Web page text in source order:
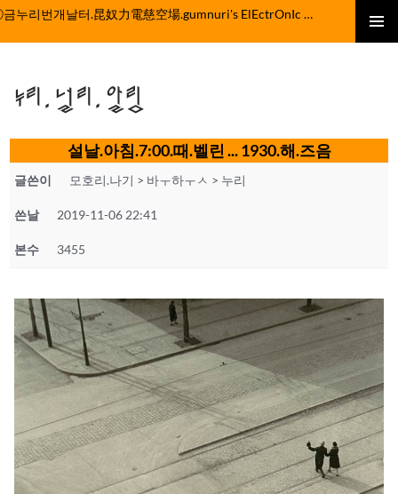
컨
뛰
기
ⓒ금누리번개날터.昆奴力電慈空場.gumnuri's ElEctrOnIc fActOrY
누리.널리.알림
설날.아침.7:00.때.벨린 ... 1930.해.즈음
글쓴이 모호리.나기 > 바ㅜ하ㅜㅅ > 누리
쓴날 2019-11-06 22:41
본수 3455